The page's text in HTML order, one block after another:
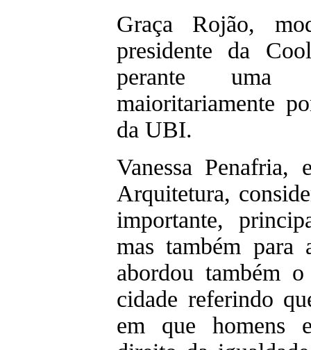
Graça Rojão,
presidente da
perante uma
maioritariamente
da UBI.
Vanessa Penafria,
Arquitetura,
importante,
mas também para
abordou também
cidade referindo
em que homens